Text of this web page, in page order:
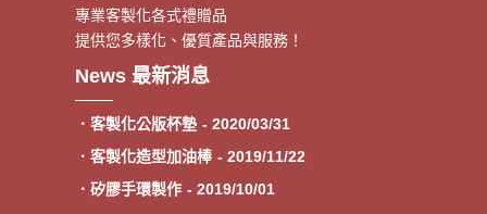
專業客製化各式禮贈品
提供您多樣化、優質產品與服務！
News 最新消息
費》
．客製化公版杯墊 - 2020/03/31
．客製化造型加油棒 - 2019/11/22
．矽膠手環製作 - 2019/10/01